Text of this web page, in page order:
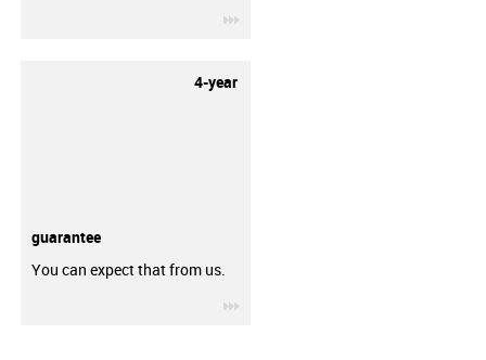
4-year
guarantee
You can expect that from us.